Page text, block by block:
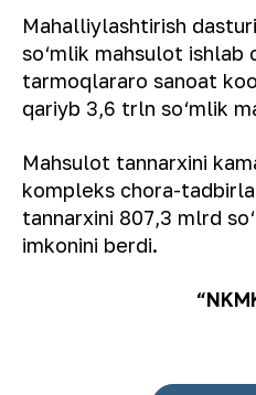
Mahalliylashtirish
so‘mlik mahsulot ishlab
tarmoqlararo sanoat
qariyb 3,6 trln so‘mlik
Mahsulot tannarxini
kompleks chora-
tannarxini 807,3 mlrd
imkonini berdi.